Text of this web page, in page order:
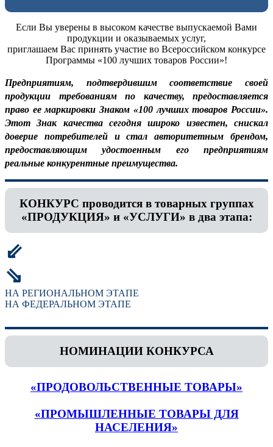
Если Вы уверены в высоком качестве выпускаемой Вами
продукции и оказываемых услуг,
приглашаем Вас принять участие во Всероссийском конкурсе
Программы «100 лучших товаров России»!
Предприятиям, подтвердившим соответствие своей
продукции требованиям по качеству, предоставляется
право ее маркировки Знаком «100 лучших товаров России».
Этот Знак качества сегодня широко известен, снискал
доверие потребителей и стал авторитетным брендом,
предоставляющим удостоенным его предприятиям
реальные конкурентные преимущества.
КОНКУРС проводится в товарных группах
«ПРОДУКЦИЯ» и «УСЛУГИ» в два этапа:
⇙
⇘
НА РЕГИОНАЛЬНОМ ЭТАПЕ
НА ФЕДЕРАЛЬНОМ ЭТАПЕ
НОМИНАЦИИ КОНКУРСА
«ПРОДОВОЛЬСТВЕННЫЕ ТОВАРЫ»
«ПРОМЫШЛЕННЫЕ ТОВАРЫ ДЛЯ
НАСЕЛЕНИЯ»